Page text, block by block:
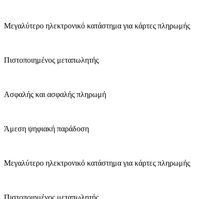
Μεγαλύτερο ηλεκτρονικό κατάστημα για κάρτες πληρωμής
Πιστοποιημένος μεταπωλητής
Ασφαλής και ασφαλής πληρωμή
Άμεση ψηφιακή παράδοση
Μεγαλύτερο ηλεκτρονικό κατάστημα για κάρτες πληρωμής
Πιστοποιημένος μεταπωλητής